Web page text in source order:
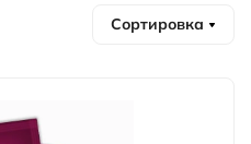
Сортировка